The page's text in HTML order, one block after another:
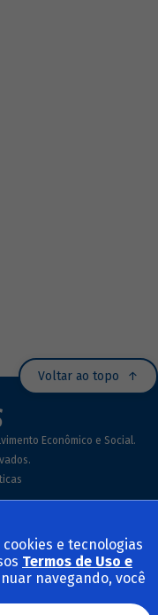
Voltar ao topo
Econômico e Social.
e tecnologias
Termos de Uso e
navegando, você